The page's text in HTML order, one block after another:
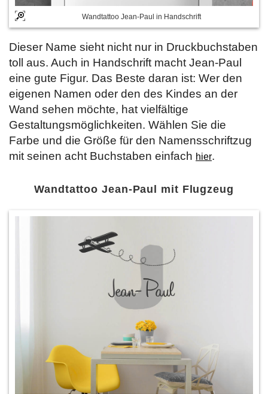
Wandtattoo Jean-Paul in Handschrift
Dieser Name sieht nicht nur in Druckbuchstaben
toll aus. Auch in Handschrift macht Jean-Paul
eine gute Figur. Das Beste daran ist: Wer den
eigenen Namen oder den des Kindes an der
Wand sehen möchte, hat vielfältige
Gestaltungsmöglichkeiten. Wählen Sie die
Farbe und die Größe für den Namensschriftzug
mit seinen acht Buchstaben einfach hier.
Wandtattoo Jean-Paul mit Flugzeug